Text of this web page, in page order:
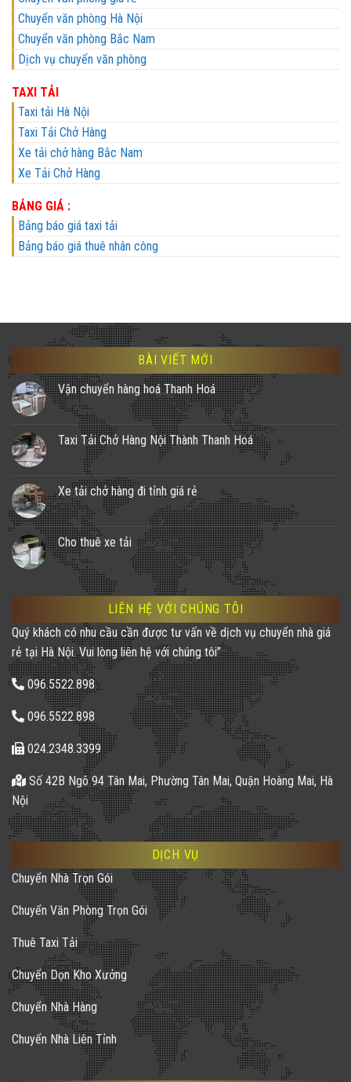
Chuyển văn phòng Hà Nội
Chuyển văn phòng Bắc Nam
Dịch vụ chuyển văn phòng
TAXI TẢI
Taxi tải Hà Nội
Taxi Tải Chở Hàng
Xe tải chở hàng Bắc Nam
Xe Tải Chở Hàng
BẢNG GIÁ :
Bảng báo giá taxi tải
Bảng báo giá thuê nhân công
BÀI VIẾT MỚI
Vận chuyển hàng hoá Thanh Hoá
Taxi Tải Chở Hàng Nội Thành Thanh Hoá
Xe tải chở hàng đi tỉnh giá rẻ
Cho thuê xe tải
LIÊN HỆ VỚI CHÚNG TÔI
Quý khách có nhu cầu cần được tư vấn về dịch vụ chuyển nhà giá
rẻ tại Hà Nội. Vui lòng liên hệ với chúng tôi”
096.5522.898
096.5522.898
024.2348.3399
Số 42B Ngõ 94 Tân Mai, Phường Tân Mai, Quận Hoàng Mai, Hà
Nội
DỊCH VỤ
Chuyển Nhà Trọn Gói
Chuyển Văn Phòng Trọn Gói
Thuê Taxi Tải
Chuyển Dọn Kho Xưởng
Chuyển Nhà Hàng
Chuyển Nhà Liên Tỉnh